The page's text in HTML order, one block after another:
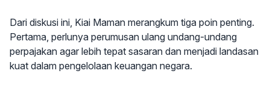
Dari diskusi ini, Kiai Maman merangkum tiga poin penting.
Pertama, perlunya perumusan ulang undang-undang
perpajakan agar lebih tepat sasaran dan menjadi landasan
kuat dalam pengelolaan keuangan negara.